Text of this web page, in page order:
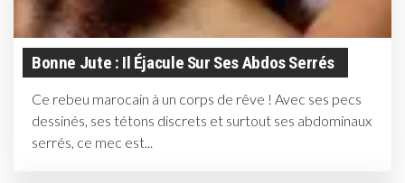
Bonne Jute : Il Éjacule Sur Ses Abdos Serrés
Ce rebeu marocain à un corps de rêve ! Avec ses pecs
dessinés, ses tétons discrets et surtout ses abdominaux
serrés, ce mec est...